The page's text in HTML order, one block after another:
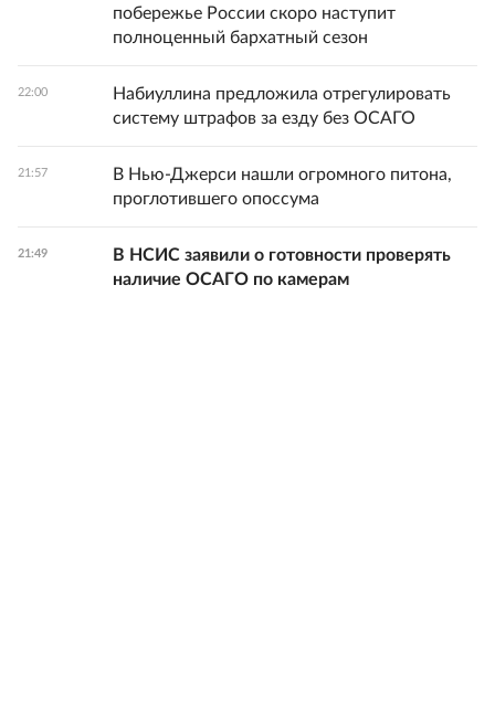
побережье России скоро наступит
полноценный бархатный сезон
22:00
Набиуллина предложила отрегулировать
систему штрафов за езду без ОСАГО
21:57
В Нью-Джерси нашли огромного питона,
проглотившего опоссума
21:49
В НСИС заявили о готовности проверять
наличие ОСАГО по камерам